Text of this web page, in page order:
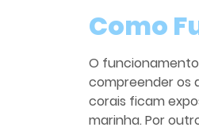
Como
O
compreender os
corais ficam
marinha. Por